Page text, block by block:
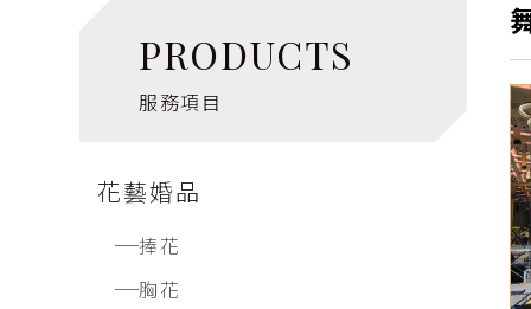
PRODUCTS
服務項目
花藝婚品
捧花
胸花